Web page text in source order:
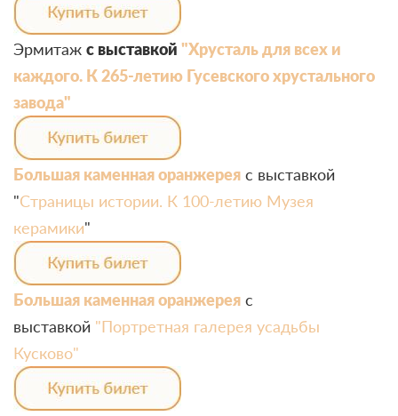
Эрмитаж с выставкой "Хрусталь для всех и
каждого. К 265-летию Гусевского хрустального
завода"
Большая каменная оранжерея с выставкой
"Страницы истории. К 100-летию Музея
керамики"
Большая каменная оранжерея с
выставкой "Портретная галерея усадьбы
Кусково"